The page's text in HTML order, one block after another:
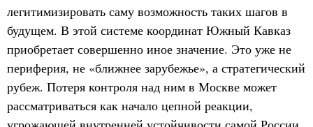
легитимизировать саму возможность таких шагов в
будущем. В этой системе координат Южный Кавказ
приобретает совершенно иное значение. Это уже не
периферия, не «ближнее зарубежье», а стратегический
рубеж. Потеря контроля над ним в Москве может
рассматриваться как начало цепной реакции,